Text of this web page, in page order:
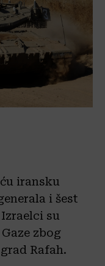
iransku
i šest
su
zbog
Rafah.